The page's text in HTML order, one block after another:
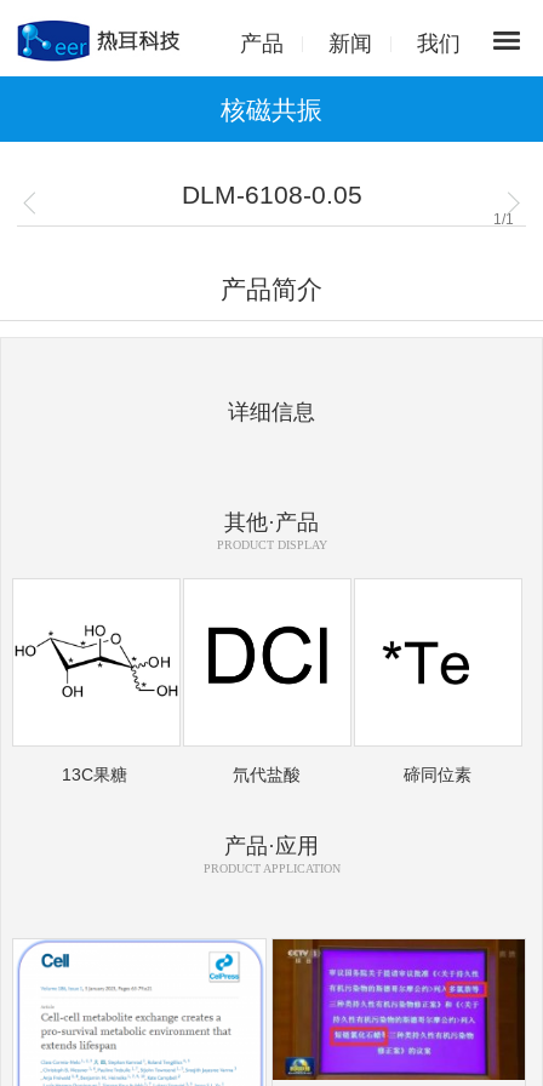
产品 新闻 我们
核磁共振
DLM-6108-0.05
1 /1
产品简介
详细信息
其他·产品
PRODUCT DISPLAY
13C果糖 氘代盐酸 碲同位素
产品·应用
PRODUCT APPLICATION